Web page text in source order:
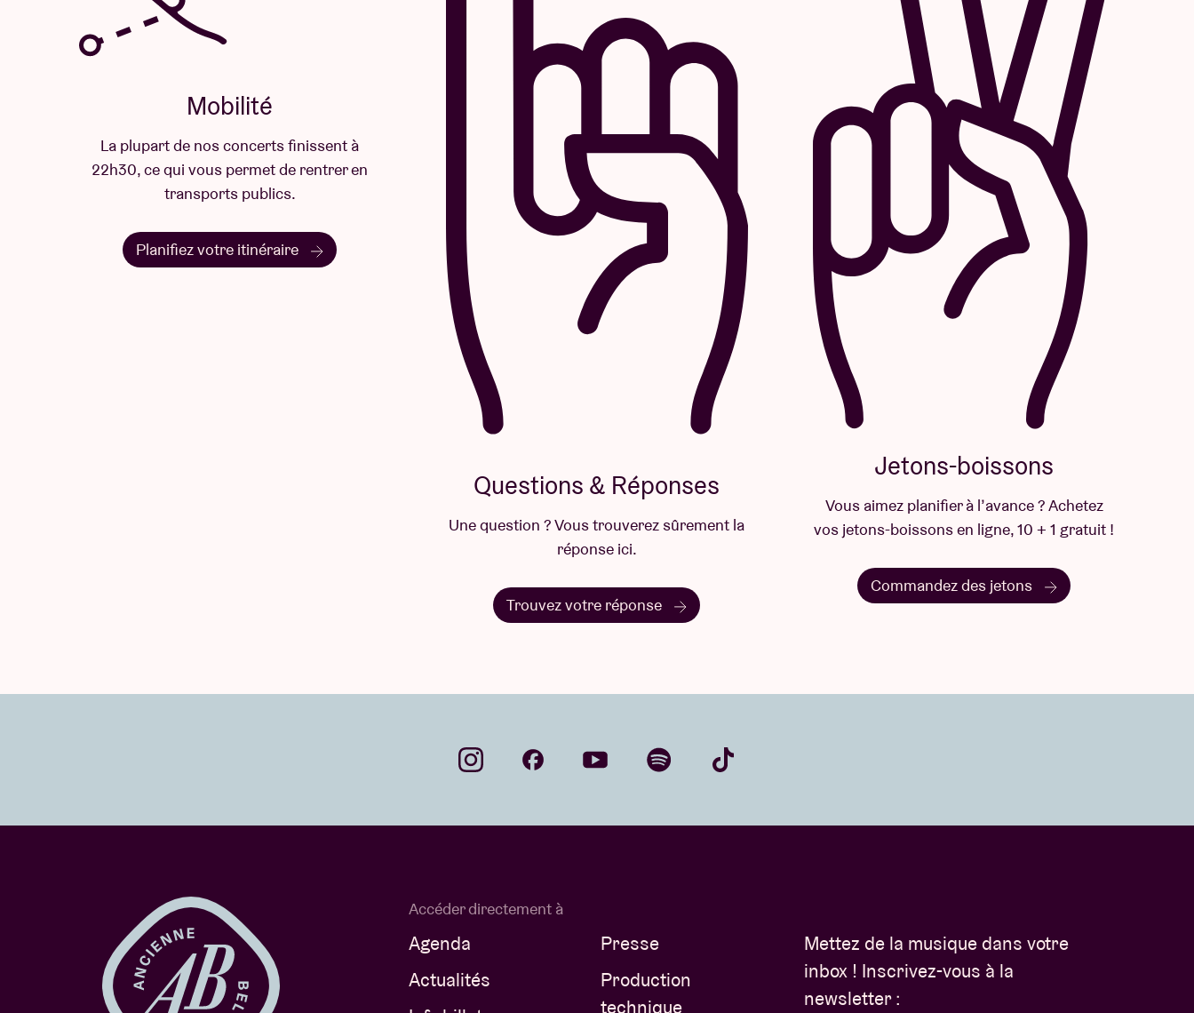
Mobilité
La plupart de nos concerts finissent à
22h30, ce qui vous permet de rentrer en
transports publics.
Planifiez votre itinéraire
Questions & Réponses
Une question ? Vous trouverez sûrement la
réponse ici.
Trouvez votre réponse
Jetons-boissons
Vous aimez planifier à l’avance ? Achetez
vos jetons-boissons en ligne, 10 + 1 gratuit !
Commandez des jetons
Accéder directement à
Agenda
Actualités
Presse
Production
technique
Mettez de la musique dans votre
inbox ! Inscrivez-vous à la
newsletter :